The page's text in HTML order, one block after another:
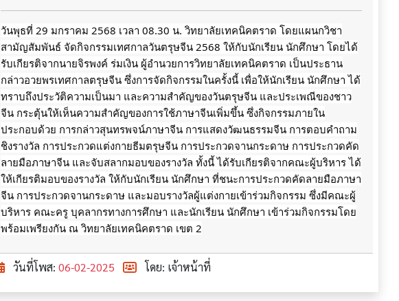
วันพุธที่ 29 มกราคม 2568 เวลา 08.30 น. วิทยาลัยเทคนิคตราด โดยแผนกวิชา
สามัญสัมพันธ์ จัดกิจกรรมเทศกาลวันตรุษจีน 2568 ให้กับนักเรียน นักศึกษา โดยได้
รับเกียรติจากนายจิรพงค์ ร่มเงิน ผู้อำนวยการวิทยาลัยเทคนิคตราด เป็นประธาน
กล่าวอวยพรเทศกาลตรุษจีน ซึ่งการจัดกิจกรรมในครั้งนี้ เพื่อให้นักเรียน นักศึกษา ได้
ทราบถึงประวัติความเป็นมา และความสำคัญของวันตรุษจีน และประเพณีของชาว
จีน กระตุ้นให้เห็นความสำคัญของการใช้ภาษาจีนเพิ่มขึ้น ซึ่งกิจกรรมภายใน
ประกอบด้วย การกล่าวสุนทรพจน์ภาษาจีน การแสดงวัฒนธรรมจีน การตอบคำถาม
ชิงรางวัล การประกวดแต่งกายธีมตรุษจีน การประกวดจานกระดาษ การประกวดคัด
ลายมือภาษาจีน และจับสลากมอบของรางวัล ทั้งนี้ ได้รับเกียรติจากคณะผู้บริหาร ได้
ให้เกียรติมอบของรางวัล ให้กับนักเรียน นักศึกษา ที่ชนะการประกวดคัดลายมือภาษา
จีน การประกวดจานกระดาษ และมอบรางวัลผู้แต่งกายเข้าร่วมกิจกรรม ซึ่งมีคณะผู้
บริหาร คณะครู บุคลากรทางการศึกษา และนักเรียน นักศึกษา เข้าร่วมกิจกรรมโดย
พร้อมเพรียงกัน ณ วิทยาลัยเทคนิคตราด เขต 2
วันที่โพส:06-02-2025 โดย: เจ้าหน้าที่